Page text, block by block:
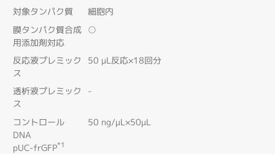
対象タンパク質
細胞内
膜タンパク質合成
用添加剤対応
○
反応液プレミック
ス
50 μL反応×18回分
透析液プレミック
ス
-
コントロール
DNA
pUC-frGFP*1
50 ng/μL×50μL